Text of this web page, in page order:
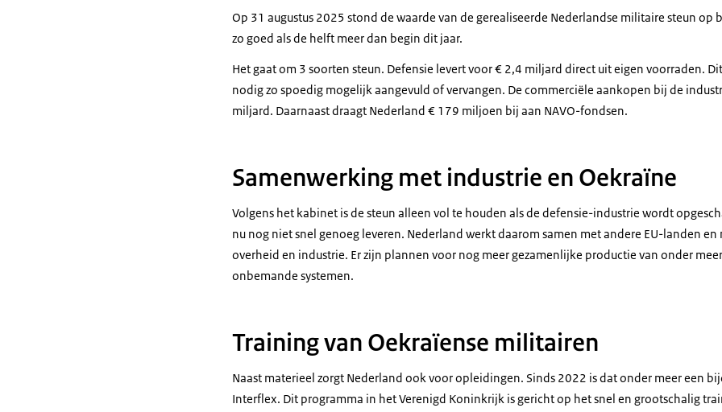
Op 31 augustus 2025 stond de waarde van de gerealiseerde Nederlandse militaire steun op
zo goed als de helft meer dan begin dit jaar.
Het gaat om 3 soorten steun. Defensie levert voor € 2,4 miljard direct uit eigen voorraden.
nodig zo spoedig mogelijk aangevuld of vervangen. De commerciële aankopen bij de
miljard. Daarnaast draagt Nederland € 179 miljoen bij aan NAVO-fondsen.
Samenwerking met industrie en Oekraïne
Volgens het kabinet is de steun alleen vol te houden als de defensie-industrie wordt
nu nog niet snel genoeg leveren. Nederland werkt daarom samen met andere EU-landen en
overheid en industrie. Er zijn plannen voor nog meer gezamenlijke productie van onder
onbemande systemen.
Training van Oekraïense militairen
Naast materieel zorgt Nederland ook voor opleidingen. Sinds 2022 is dat onder meer een
Interflex. Dit programma in het Verenigd Koninkrijk is gericht op het snel en grootschalig